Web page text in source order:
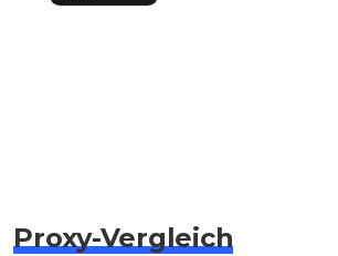
Proxy-Vergleich